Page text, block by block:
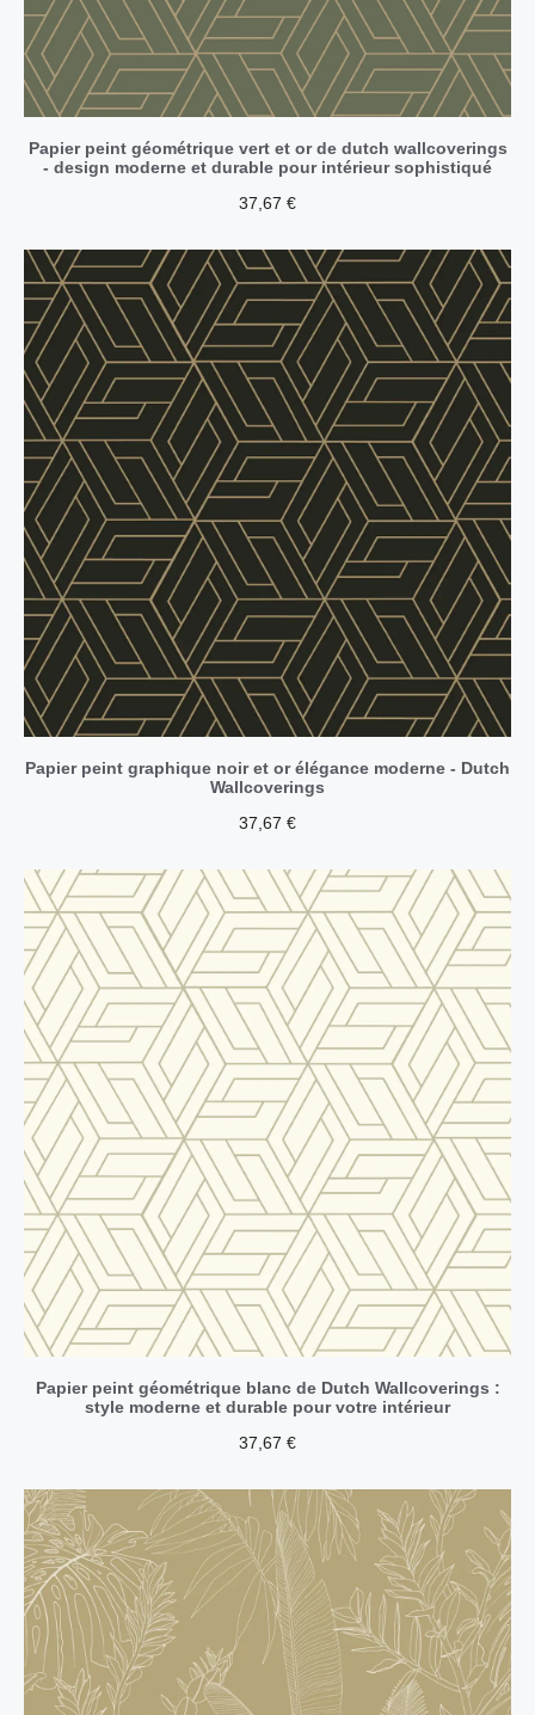
Papier peint géométrique vert et or de dutch wallcoverings
- design moderne et durable pour intérieur sophistiqué
37,67 €
Papier peint graphique noir et or élégance moderne - Dutch
Wallcoverings
37,67 €
Papier peint géométrique blanc de Dutch Wallcoverings :
style moderne et durable pour votre intérieur
37,67 €